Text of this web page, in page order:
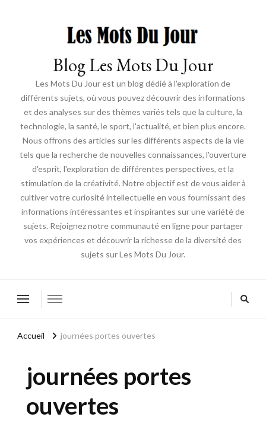
Blog Les Mots Du Jour
Les Mots Du Jour est un blog dédié à l'exploration de
différents sujets, où vous pouvez découvrir des informations
et des analyses sur des thèmes variés tels que la culture, la
technologie, la santé, le sport, l'actualité, et bien plus encore.
Nous offrons des articles sur les différents aspects de la vie
tels que la recherche de nouvelles connaissances, l'ouverture
d'esprit, l'exploration de différentes perspectives, et la
stimulation de la créativité. Notre objectif est de vous aider à
cultiver votre curiosité intellectuelle en vous fournissant des
informations intéressantes et inspirantes sur une variété de
sujets. Rejoignez notre communauté en ligne pour partager
vos expériences et découvrir la richesse de la diversité des
sujets sur Les Mots Du Jour.
Accueil journées portes ouvertes
journées portes
ouvertes